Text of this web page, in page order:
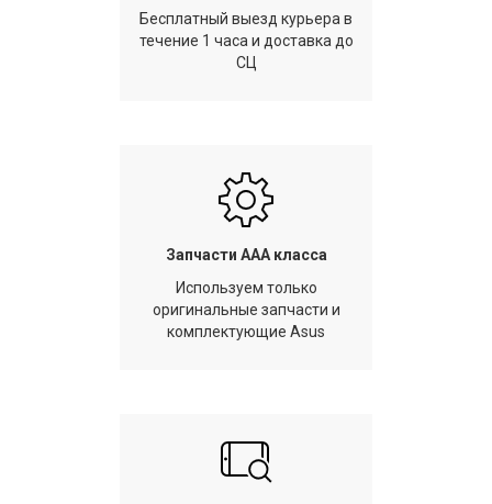
Бесплатный выезд курьера в
течение 1 часа и доставка до
СЦ
Запчасти AAA класса
Используем только
оригинальные запчасти и
комплектующие Asus